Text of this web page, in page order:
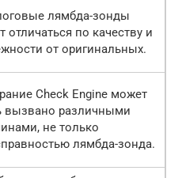
лямбда-зонды
отличаться по качеству и
от оригинальных.
Check Engine может
вызвано различными
не только
лямбда-зонда.